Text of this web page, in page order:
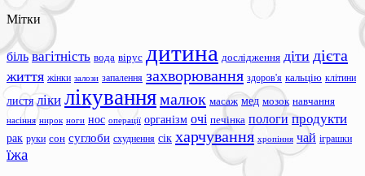
Мітки
біль вагітність вода вірус дитина дослідження діти дієта
життя жінки залози запалення захворювання здоров'я кальцію клітини
листя ліки лікуваннямалюк масаж мед мозок навчання
насіння нирок ноги нос операції організм очі печінка пологи продукти
рак руки сон суглоби схуднення сік харчування хропіння чай іграшки
їжа